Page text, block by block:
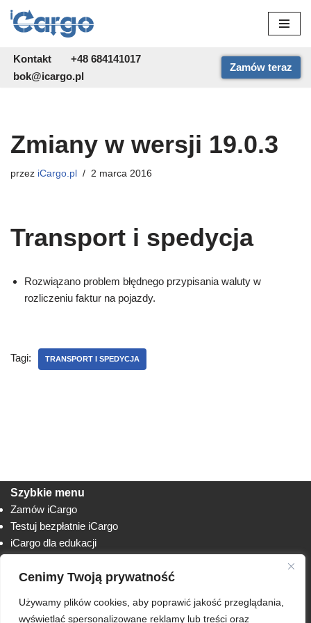
Cenimy Twoją prywatność
Używamy plików cookies, aby poprawić jakość przeglądania,
wyświetlać spersonalizowane reklamy lub treści oraz
do
treści
Kontakt
+48 684141017
bok@icargo.pl
Zamów teraz
Zmiany w wersji 19.0.3
przez iCargo.pl 2 marca 2016
Transport i spedycja
Rozwiązano problem błędnego przypisania waluty w
rozliczeniu faktur na pojazdy.
Tagi: TRANSPORT I SPEDYCJA
Szybkie menu
Zamów iCargo
Testuj bezpłatnie iCargo
iCargo dla edukacji
Lista zmian
Techniczne AnyDesk